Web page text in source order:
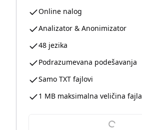
Online nalog
Analizator & Anonimizator
48 jezika
Podrazumevana podešavanja
Samo TXT fajlovi
1 MB maksimalna veličina fajla